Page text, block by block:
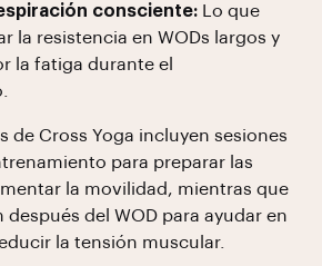
consciente: Lo que
la resistencia en WODs largos y
la fatiga durante el
de Cross Yoga incluyen sesiones
para preparar las
la movilidad, mientras que
del WOD para ayudar en
la tensión muscular.